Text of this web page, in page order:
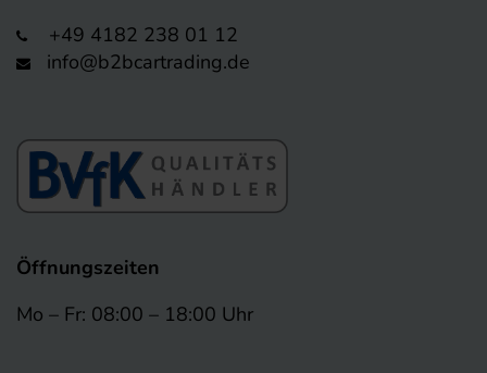
+49 4182 238 01 12
info@b2bcartrading.de
Öffnungszeiten
Mo – Fr: 08:00 – 18:00 Uhr